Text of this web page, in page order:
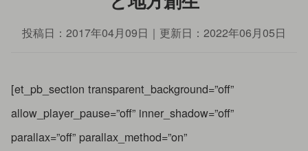
投稿日： 2017年04月09日 ｜更新日： 2022年06月05日
[et_pb_section transparent_background=”off”
allow_player_pause=”off” inner_shadow=”off”
parallax=”off” parallax_method=”on”